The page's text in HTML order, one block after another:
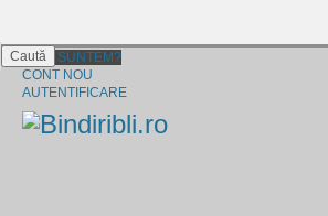
CINE SUNTEM?
CONT NOU
AUTENTIFICARE
Caută